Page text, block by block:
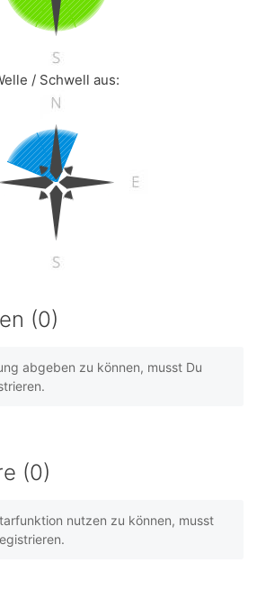
/ Schwell aus:
(0)
abgeben zu können, musst Du
(0)
nutzen zu können, musst